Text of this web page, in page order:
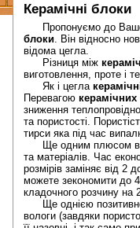
Керамічні блоки
Пропонуємо до Вашої
блоки. Він відносно
відома цегла.
Різниця між
виготовлення, проте і
Як і цегла
Перевагою керамічних
зниження
та пористості.
тирси яка під час
Ще одним плюсом
та матеріалів. Час
розмірів заміняє від 2
можете зекономити до
кладочного розчину на
Ще однією
вологи (завдяки